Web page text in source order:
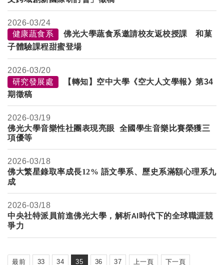
2026-03/24
健康蔬食系
佛光大學蔬食系邀請校友返校授課 和菓
子體驗課程甜蜜登場
2026-03/20
研究發展處
【轉知】空中大學《空大人文學報》第34
期徵稿
2026-03/19
佛光大學音樂性社團表現亮眼 全國學生音樂比賽榮獲三
項優等
2026-03/18
佛大繁星錄取率成長12% 語文學系、歷史系滿額心理系九
成
2026-03/18
中央社特派員前進佛光大學，解析AI時代下的全球職涯競
爭力
最前 33 34 35 36 37 上一頁
下一頁